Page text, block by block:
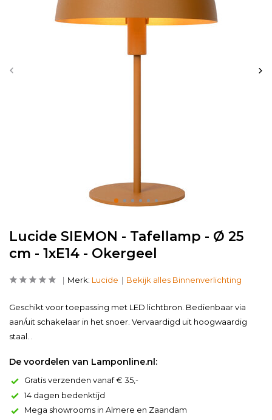
Lucide SIEMON - Tafellamp - Ø 25
cm - 1xE14 - Okergeel
Merk: Lucide Bekijk alles Binnenverlichting
Geschikt voor toepassing met LED lichtbron. Bedienbaar via
aan/uit schakelaar in het snoer. Vervaardigd uit hoogwaardig
staal. .
De voordelen van Lamponline.nl:
Gratis verzenden vanaf € 35,-
14 dagen bedenktijd
Mega showrooms in Almere en Zaandam